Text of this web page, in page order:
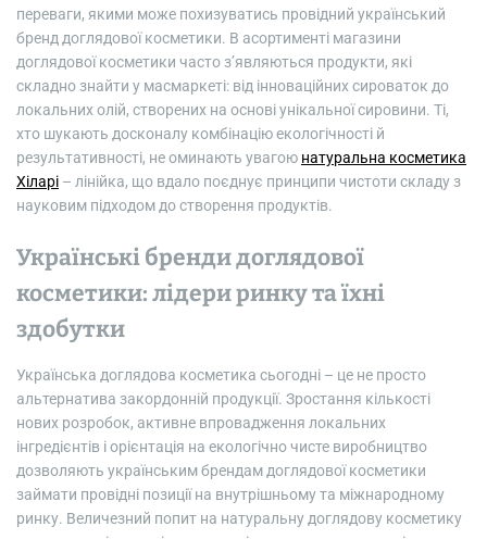
переваги, якими може похизуватись провідний український
бренд доглядової косметики. В асортименті магазини
доглядової косметики часто з’являються продукти, які
складно знайти у масмаркеті: від інноваційних сироваток до
локальних олій, створених на основі унікальної сировини. Ті,
хто шукають досконалу комбінацію екологічності й
результативності, не оминають увагою натуральна косметика
Хіларі – лінійка, що вдало поєднує принципи чистоти складу з
науковим підходом до створення продуктів.
Українські бренди доглядової
косметики: лідери ринку та їхні
здобутки
Українська доглядова косметика сьогодні – це не просто
альтернатива закордонній продукції. Зростання кількості
нових розробок, активне впровадження локальних
інгредієнтів і орієнтація на екологічно чисте виробництво
дозволяють українським брендам доглядової косметики
займати провідні позиції на внутрішньому та міжнародному
ринку. Величезний попит на натуральну доглядову косметику